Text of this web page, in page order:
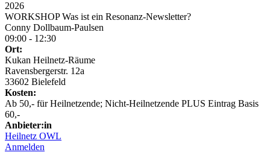
2026
WORKSHOP Was ist ein Resonanz-Newsletter?
Conny Dollbaum-Paulsen
09:00 - 12:30
Ort:
Kukan Heilnetz-Räume
Ravensbergerstr. 12a
33602 Bielefeld
Kosten:
Ab 50,- für Heilnetzende; Nicht-Heilnetzende PLUS Eintrag Basis
60,-
Anbieter:in
Heilnetz OWL
Anmelden